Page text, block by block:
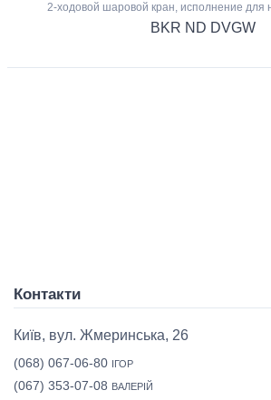
2-ходовой шаровой кран, исполнение для
BKR ND DVGW
Контакти
Київ, вул. Жмеринська, 26
(068) 067-06-80 ІГОР
(067) 353-07-08 ВАЛЕРІЙ